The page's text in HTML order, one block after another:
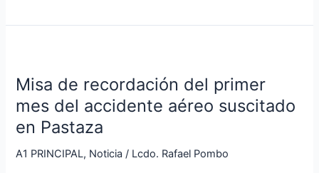
Misa de recordación del primer
mes del accidente aéreo suscitado
en Pastaza
A1 PRINCIPAL, Noticia / Lcdo. Rafael Pombo
recordación
del
primer
mes
del